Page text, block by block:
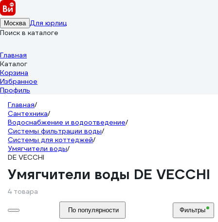
Москва Для юрлиц
Поиск в каталоге
Главная
Каталог
Корзина
Избранное
Профиль
Главная/
Сантехника/
Водоснабжение и водоотведение/
Системы фильтрации воды/
Системы для коттеджей/
Умягчители воды/
DE VECCHI
Умягчители воды DE VECCHI
4 товара
По популярности Фильтры